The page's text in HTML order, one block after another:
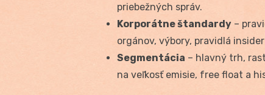
priebežných správ.
Korporátne štandardy –
orgánov, výbory, pravidlá
Segmentácia – hlavný trh,
na veľkosť emisie, free float a